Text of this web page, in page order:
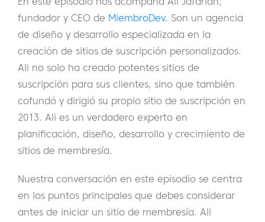
fundador y CEO de MiembroDev. Son un agencia
de diseño y desarrollo especializada en la
creación de sitios de suscripción personalizados.
Ali no solo ha creado potentes sitios de
suscripción para sus clientes, sino que también
cofundó y dirigió su propio sitio de suscripción en
2013. Ali es un verdadero experto en
planificación, diseño, desarrollo y crecimiento de
sitios de membresía.
Nuestra conversación en este episodio se centra
en los puntos principales que debes considerar
antes de iniciar un sitio de membresía. Ali